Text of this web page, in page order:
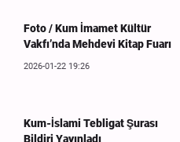
Foto / Kum İmamet Kültür
Vakfı’nda Mehdevi Kitap Fuarı
2026-01-22 19:26
Kum-İslami Tebligat Şurası
Bildiri Yayınladı